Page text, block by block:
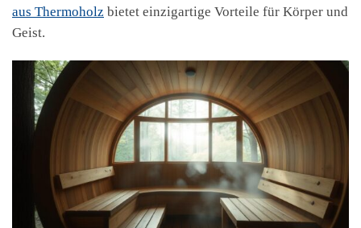
aus Thermoholz bietet einzigartige Vorteile für Körper und
Geist.